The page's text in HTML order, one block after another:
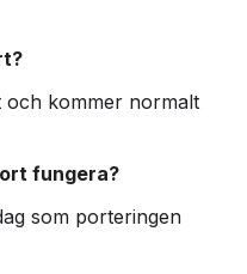
och kommer normalt
fungera?
som porteringen